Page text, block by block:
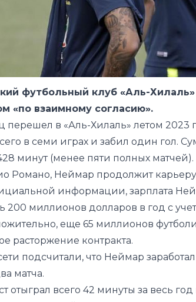
футбольный клуб «Аль-Хилаль»
«по взаимному согласию».
перешел в «Аль-Хилаль» летом 2023
в семи играх и забил один гол.
минут (менее пяти полных
Романо, Неймар продолжит карьеру
информации, зарплата
200 миллионов долларов в год с
еще 65 миллионов
расторжение контракта.
подсчитали, что Неймар заработал
матча.
отыграл всего 42 минуты за весь год
000 за каждый матч
за каждую минуту
за каждое прикосновение к мячу